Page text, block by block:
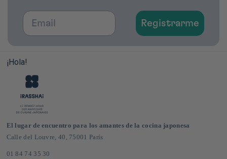
Email
Registrarme
¡Hola!
El lugar de encuentro para los amantes de la cocina japonesa
Calle del Louvre, 40, 75001 París
01 84 74 35 30